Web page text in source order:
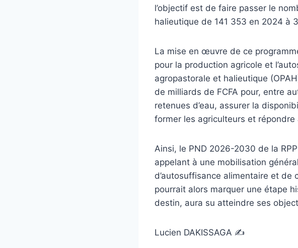
l’objectif est de faire passer le
halieutique de 141 353 en 2024 à
La mise en œuvre de ce
pour la production agricole et
agropastorale et halieutique
de milliards de FCFA pour, entre
retenues d’eau, assurer la
former les agriculteurs et
Ainsi, le PND 2026-2030 de la
appelant à une mobilisation
d’autosuffisance alimentaire et de
pourrait alors marquer une étape
destin, aura su atteindre ses
Lucien DAKISSAGA ✍️